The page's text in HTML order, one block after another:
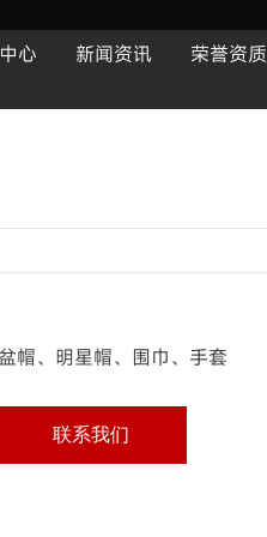
心 新闻资讯 荣誉资质
帽、明星帽、围巾、手套
联系我们